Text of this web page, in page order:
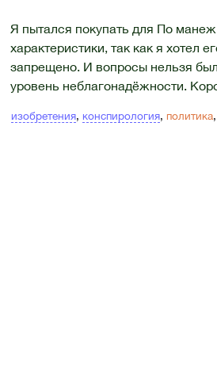
Я пытался покупать для По
характеристики, так как я хотел
запрещено. И вопросы нельзя
уровень неблагонадёжности.
изобретения, конспирология, политика,